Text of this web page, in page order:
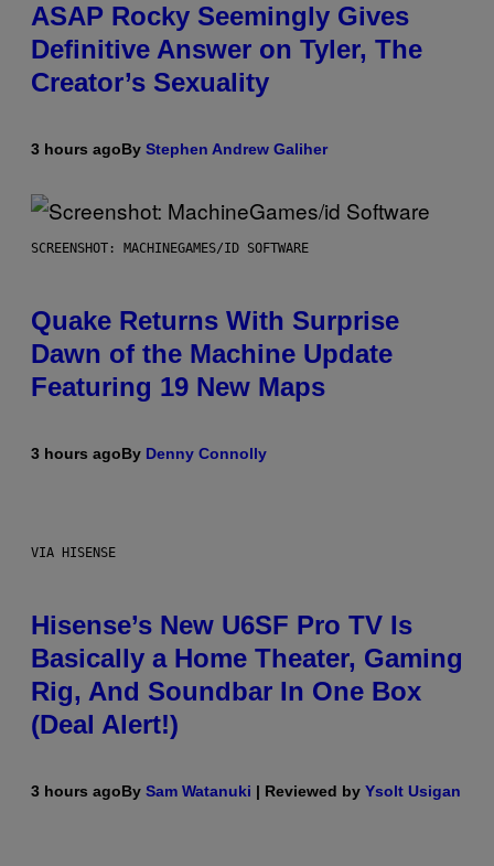
ASAP Rocky Seemingly Gives
Definitive Answer on Tyler, The
Creator’s Sexuality
3 hours agoBy Stephen Andrew Galiher
SCREENSHOT: MACHINEGAMES/ID SOFTWARE
Quake Returns With Surprise
Dawn of the Machine Update
Featuring 19 New Maps
3 hours agoBy Denny Connolly
VIA HISENSE
Hisense’s New U6SF Pro TV Is
Basically a Home Theater, Gaming
Rig, And Soundbar In One Box
(Deal Alert!)
3 hours agoBy Sam Watanuki | Reviewed by Ysolt Usigan